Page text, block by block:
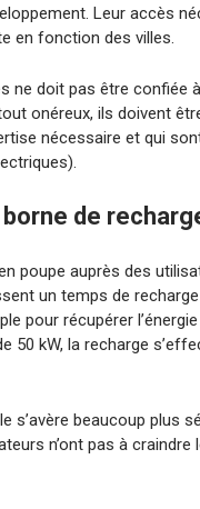
Leur accès
en fonction des villes.
ne doit pas être confiée
onéreux, ils doivent
nécessaire et qui
de
poupe auprès des
un temps de
pour récupérer
50 kW, la recharge
s’avère beaucoup plus
n’ont pas à craindre